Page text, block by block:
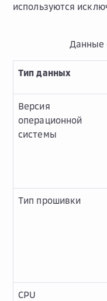
используются
Данные
Тип данных
Версия
операционной
системы
Тип прошивки
CPU